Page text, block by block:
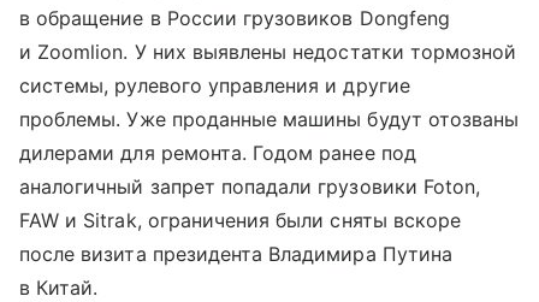
в обращение в России грузовиков Dongfeng
и Zoomlion. У них выявлены недостатки тормозной
системы, рулевого управления и другие
проблемы. Уже проданные машины будут отозваны
дилерами для ремонта. Годом ранее под
аналогичный запрет попадали грузовики Foton,
FAW и Sitrak, ограничения были сняты вскоре
после визита президента Владимира Путина
в Китай.